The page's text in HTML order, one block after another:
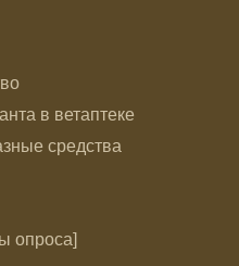
в ветаптеке
средства
опроса]